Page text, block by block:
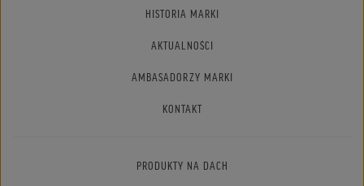
HISTORIA MARKI
AKTUALNOŚCI
AMBASADORZY MARKI
KONTAKT
PRODUKTY NA DACH